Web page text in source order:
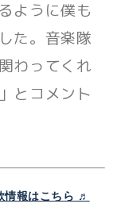
ように僕も
た。音楽隊
わってくれ
とコメント
情報はこちら ♬